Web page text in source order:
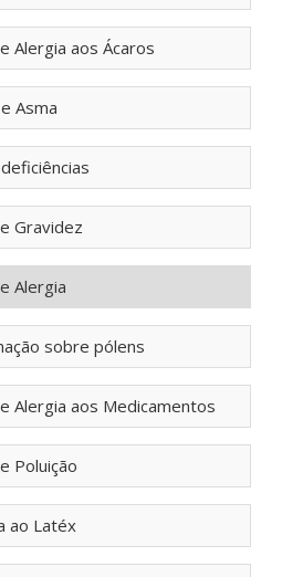
Alergia aos Ácaros
Asma
Gravidez
Alergia
sobre pólens
Alergia aos Medicamentos
Poluição
ao Latéx